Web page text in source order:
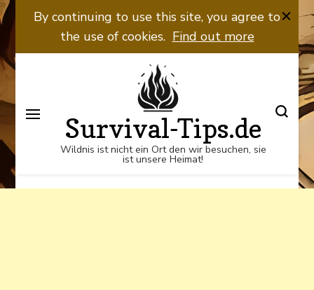
Wildnis ist nicht ein Ort den wir
besuchen, sie ist unsere Heimat!
By continuing to use this site, you agree to
the use of cookies. Find out more
Survival-Tips.de
Wildnis ist nicht ein Ort den wir besuchen, sie
ist unsere Heimat!